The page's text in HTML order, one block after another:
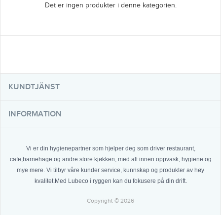
Det er ingen produkter i denne kategorien.
KUNDTJÄNST
INFORMATION
Vi er din hygienepartner som hjelper deg som driver restaurant,
cafe,barnehage og andre store kjøkken, med alt innen oppvask, hygiene og
mye mere. Vi tilbyr våre kunder service, kunnskap og produkter av høy
kvalitet.Med Lubeco i ryggen kan du fokusere på din drift.
Copyright © 2026